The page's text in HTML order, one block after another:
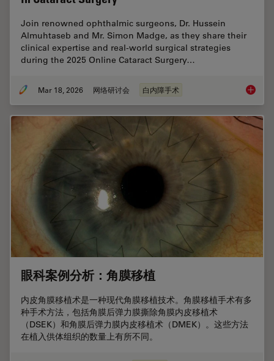
Join renowned ophthalmic surgeons, Dr. Hussein
Almuhtaseb and Mr. Simon Madge, as they share their
clinical expertise and real-world surgical strategies
during the 2025 Online Cataract Surgery…
Mar 18, 2026 网络研讨会 白内障手术 Expert
眼科案例分析：角膜移植
内皮角膜移植术是一种现代角膜移植技术。角膜移植手术有多
种手术方法，包括角膜后弹力膜撕除角膜内皮移植术
（DSEK）和角膜后弹力膜内皮移植术（DMEK）。这些方法
在植入供体组织的数量上有所不同。